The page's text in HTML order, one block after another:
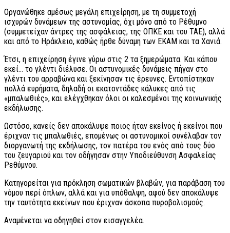
Οργανώθηκε αμέσως μεγάλη επιχείρηση, με τη συμμετοχή
ισχυρών δυνάμεων της αστυνομίας, όχι μόνο από το Ρέθυμνο
(συμμετείχαν άντρες της ασφάλειας, της ΟΠΚΕ και του ΤΑΕ), αλλά
και από το Ηράκλειο, καθώς ήρθε δύναμη των ΕΚΑΜ και τα Χανιά.
Έτσι, η επιχείρηση έγινε γύρω στις 2 τα ξημερώματα. Και κάπου
εκεί… το γλέντι διέλυσε. Οι αστυνομικές δυνάμεις πήγαν στο
γλέντι του αρραβώνα και ξεκίνησαν τις έρευνες. Εντοπίστηκαν
πολλά ευρήματα, δηλαδή οι εκατοντάδες κάλυκες από τις
«μπαλωθιές», και ελέγχθηκαν όλοι οι καλεσμένοι της κοινωνικής
εκδήλωσης.
Ωστόσο, κανείς δεν αποκάλυψε ποιος ήταν εκείνος ή εκείνοι που
έριχναν τις μπαλωθιές, επομένως οι αστυνομικοί συνέλαβαν τον
διοργανωτή της εκδήλωσης, τον πατέρα του ενός από τους δύο
του ζευγαριού και τον οδήγησαν στην Υποδιεύθυνση Ασφαλείας
Ρεθύμνου.
Κατηγορείται για πρόκληση σωματικών βλαβών, για παράβαση του
νόμου περί όπλων, αλλά και για υπόθαλψη, αφού δεν αποκάλυψε
την ταυτότητα εκείνων που έριχναν άσκοπα πυροβολισμούς.
Αναμένεται να οδηγηθεί στον εισαγγελέα.